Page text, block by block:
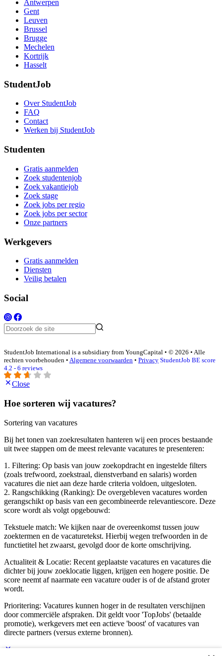
Antwerpen
Gent
Leuven
Brussel
Brugge
Mechelen
Kortrijk
Hasselt
StudentJob
Over StudentJob
FAQ
Contact
Werken bij StudentJob
Studenten
Gratis aanmelden
Zoek studentenjob
Zoek vakantiejob
Zoek stage
Zoek jobs per regio
Zoek jobs per sector
Onze partners
Werkgevers
Gratis aanmelden
Diensten
Veilig betalen
Social
StudentJob International is a subsidiary from YoungCapital • © 2026 • Alle
rechten voorbehouden • Algemene voorwaarden • Privacy StudentJob BE score
4.2 - 6 reviews
Close
Hoe sorteren wij vacatures?
Sortering van vacatures
Bij het tonen van zoekresultaten hanteren wij een proces bestaande
uit twee stappen om de meest relevante vacatures te presenteren:
1. Filtering: Op basis van jouw zoekopdracht en ingestelde filters
(zoals trefwoord, zoekstraal, dienstverband en salaris) worden
vacatures die niet aan deze harde criteria voldoen, uitgesloten.
2. Rangschikking (Ranking): De overgebleven vacatures worden
gerangschikt op basis van een gecombineerde relevantiescore. Deze
score wordt als volgt opgebouwd:
Tekstuele match: We kijken naar de overeenkomst tussen jouw
zoektermen en de vacaturetekst. Hierbij wegen trefwoorden in de
functietitel het zwaarst, gevolgd door de korte omschrijving.
Actualiteit & Locatie: Recent geplaatste vacatures en vacatures die
dichter bij jouw zoeklocatie liggen, krijgen een hogere positie. De
score neemt af naarmate een vacature ouder is of de afstand groter
wordt.
Prioritering: Vacatures kunnen hoger in de resultaten verschijnen
door commerciële afspraken. Dit geldt voor 'TopJobs' (betaalde
promotie), werkgevers met een actieve 'boost' of vacatures van
directe partners (versus externe bronnen).